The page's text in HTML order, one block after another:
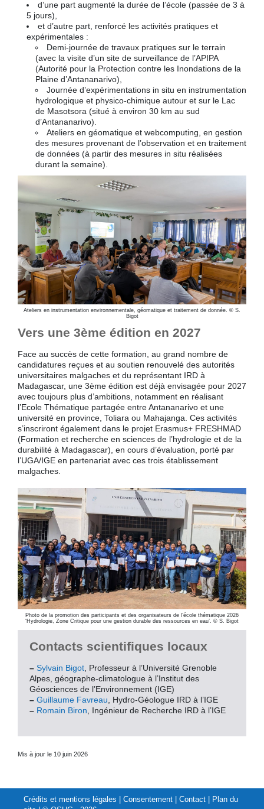
d’une part augmenté la durée de l’école (passée de 3 à
5 jours),
et d’autre part, renforcé les activités pratiques et
expérimentales :
Demi-journée de travaux pratiques sur le terrain
(avec la visite d’un site de surveillance de l’APIPA
(Autorité pour la Protection contre les Inondations de la
Plaine d’Antananarivo),
Journée d’expérimentations in situ en instrumentation
hydrologique et physico-chimique autour et sur le Lac
de Masotsora (situé à environ 30 km au sud
d’Antananarivo).
Ateliers en géomatique et webcomputing, en gestion
des mesures provenant de l’observation et en traitement
de données (à partir des mesures in situ réalisées
durant la semaine).
Ateliers en instrumentation environnementale, géomatique et traitement de donnée. © S.
Bigot
Vers une 3ème édition en 2027
Face au succès de cette formation, au grand nombre de
candidatures reçues et au soutien renouvelé des autorités
universitaires malgaches et du représentant IRD à
Madagascar, une 3ème édition est déjà envisagée pour 2027
avec toujours plus d’ambitions, notamment en réalisant
l’Ecole Thématique partagée entre Antananarivo et une
université en province, Toliara ou Mahajanga. Ces activités
s’inscriront également dans le projet Erasmus+ FRESHMAD
(Formation et recherche en sciences de l’hydrologie et de la
durabilité à Madagascar), en cours d’évaluation, porté par
l’UGA/IGE en partenariat avec ces trois établissement
malgaches.
Photo de la promotion des participants et des organisateurs de l’école thématique 2026
‘Hydrologie, Zone Critique pour une gestion durable des ressources en eau’. © S. Bigot
Contacts scientifiques locaux
– Sylvain Bigot, Professeur à l’Université Grenoble
Alpes, géographe-climatologue à l’Institut des
Géosciences de l’Environnement (IGE)
– Guillaume Favreau, Hydro-Géologue IRD à l’IGE
– Romain Biron, Ingénieur de Recherche IRD à l’IGE
Mis à jour le 10 juin 2026
Crédits et mentions légales Consentement Contact
Plan du